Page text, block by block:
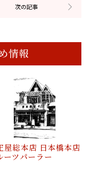
情報
屋総本店 日本橋本店
ーツパーラー